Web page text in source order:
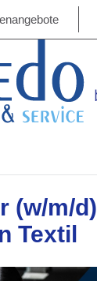
(w/m/d)
Textil